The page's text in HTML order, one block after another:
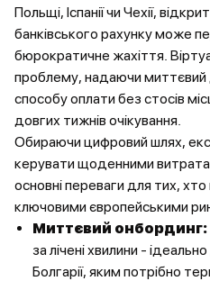
Польщі, Іспанії чи Чехії,
банківського рахунку може
бюрократичне жахіття.
проблему, надаючи
способу оплати без стосів
довгих тижнів очікування.
Обираючи цифровий шлях,
керувати щоденними
основні переваги для тих,
ключовими європейськими
Миттєвий онбординг:
за лічені хвилини -
Болгарії, яким потрібно